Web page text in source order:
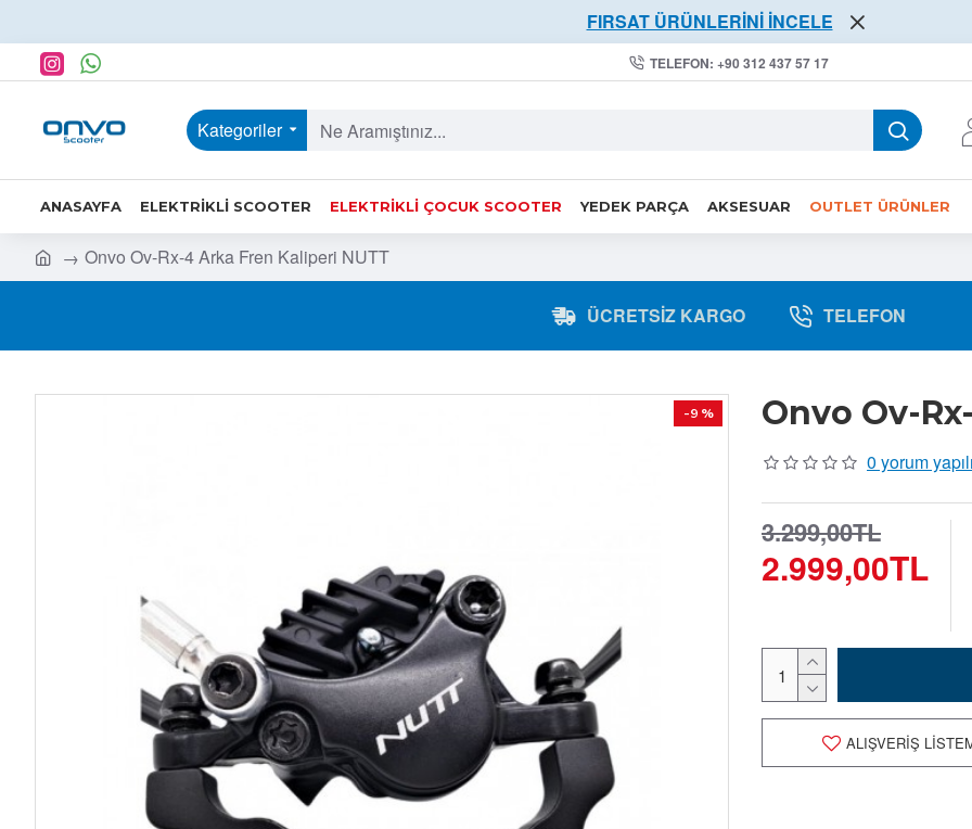
FIRSAT ÜRÜNLERİNİ İNCELE
TELEFON: +90 312 437 57 17
Kategoriler
ANASAYFA ELEKTRIKLI SCOOTER ELEKTRIKLI ÇOCUK SCOOTER YEDEK PARÇA AKSESUAR OUTLET ÜRÜNLER
Onvo Ov-Rx-4 Arka Fren Kaliperi NUTT
ÜCRETSIZ KARGO TELEFON
-9 % Onvo Ov-
0 yorum
2.999,00TL
3.299,00TL
ALIŞVERIŞ